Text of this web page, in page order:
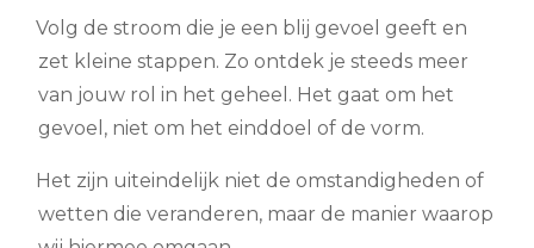
Volg de stroom die je een blij gevoel geeft en
zet kleine stappen. Zo ontdek je steeds meer
van jouw rol in het geheel. Het gaat om het
gevoel, niet om het einddoel of de vorm.
Het zijn uiteindelijk niet de omstandigheden of
wetten die veranderen, maar de manier waarop